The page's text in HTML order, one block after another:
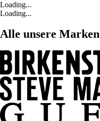
Loading...
Loading...
Alle unsere Marken